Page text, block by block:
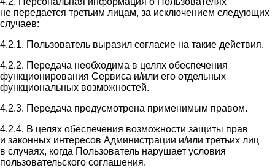
не передается третьим лицам, за исключением следующих
случаев:
4.2.1. Пользователь выразил согласие на такие действия.
4.2.2. Передача необходима в целях обеспечения
функционирования Сервиса и/или его отдельных
функциональных возможностей.
4.2.3. Передача предусмотрена применимым правом.
4.2.4. В целях обеспечения возможности защиты прав
и законных интересов Администрации и/или третьих лиц
в случаях, когда Пользователь нарушает условия
пользовательского соглашения.